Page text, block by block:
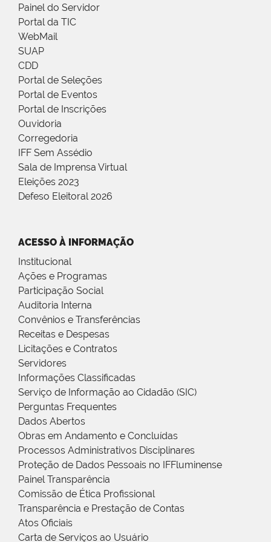
Painel do Servidor
Portal da TIC
WebMail
SUAP
CDD
Portal de Seleções
Portal de Eventos
Portal de Inscrições
Ouvidoria
Corregedoria
IFF Sem Assédio
Sala de Imprensa Virtual
Eleições 2023
Defeso Eleitoral 2026
ACESSO À INFORMAÇÃO
Institucional
Ações e Programas
Participação Social
Auditoria Interna
Convênios e Transferências
Receitas e Despesas
Licitações e Contratos
Servidores
Informações Classificadas
Serviço de Informação ao Cidadão (SIC)
Perguntas Frequentes
Dados Abertos
Obras em Andamento e Concluídas
Processos Administrativos Disciplinares
Proteção de Dados Pessoais no IFFluminense
Painel Transparência
Comissão de Ética Profissional
Transparência e Prestação de Contas
Atos Oficiais
Carta de Serviços ao Usuário